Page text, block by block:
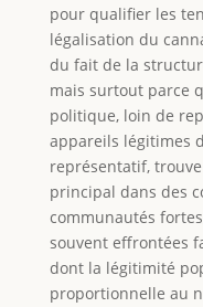
pour qualifier les
légalisation du
du fait de la
mais surtout parce
politique, loin de
appareils légitimes
représentatif,
principal dans des
communautés
souvent effrontées
dont la légitimité
proportionnelle au